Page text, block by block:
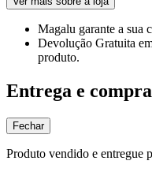
Magalu garante a sua
Devolução Gratuita
produto.
Entrega e
Fechar
Produto vendido e entregue